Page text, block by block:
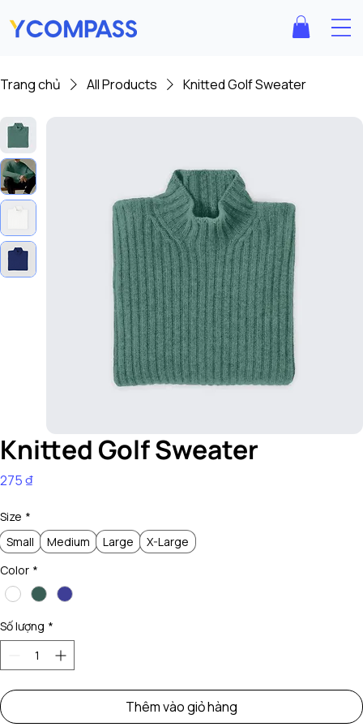
Trang chủ All Products Knitted Golf Sweater
Knitted Golf Sweater
275 ₫Giá
Size *
Small
Medium Large
X-Large
Color *
Số lượng *
Thêm vào giỏ hàng